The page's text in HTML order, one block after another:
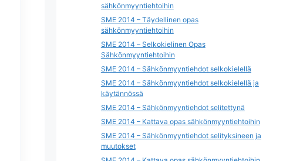
sähkönmyyntiehtoihin
SME 2014 – Täydellinen opas
sähkönmyyntiehtoihin
SME 2014 – Selkokielinen Opas
Sähkönmyyntiehtoihin
SME 2014 – Sähkönmyyntiehdot selkokielellä
SME 2014 – Sähkönmyyntiehdot selkokielellä ja
käytännössä
SME 2014 – Sähkönmyyntiehdot selitettynä
SME 2014 – Kattava opas sähkönmyyntiehtoihin
SME 2014 – Sähkönmyyntiehdot selityksineen ja
muutokset